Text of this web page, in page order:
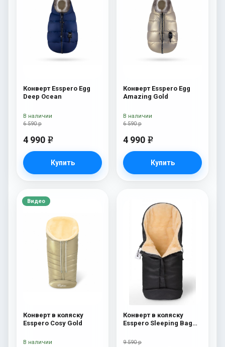
Конверт Esspero Egg
Deep Ocean
6 590 р
4 990 e
Купить
В наличии
Конверт Esspero Egg
Amazing Gold
6 590 р
4 990 e
Купить
В наличии
Видео
Конверт в коляску
Esspero Cosy Gold
В наличии
Конверт в коляску
Esspero Sleeping Bag
шерсть) Black
9 590 р